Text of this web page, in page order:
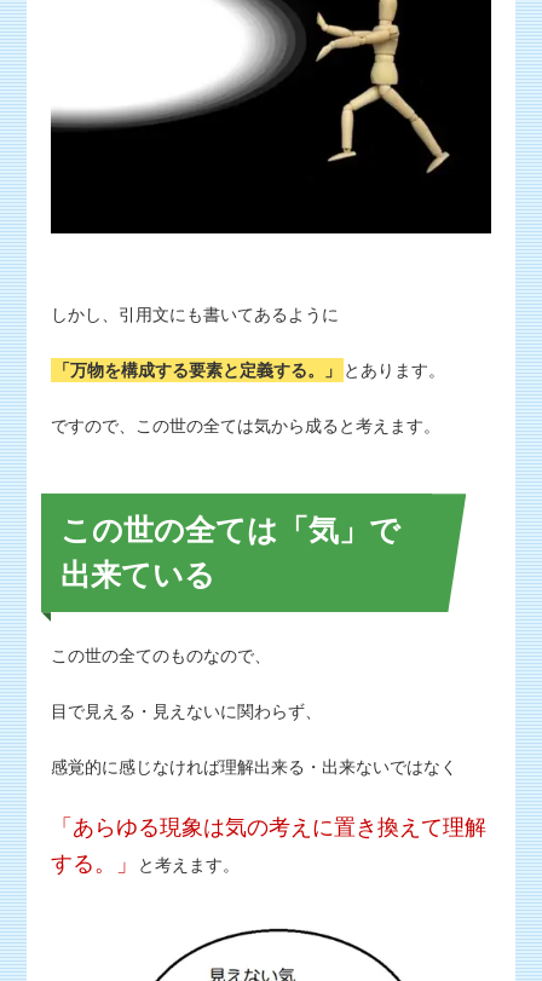
しかし、引用文にも書いてあるように
「万物を構成する要素と定義する。」 とあります。
ですので、この世の全ては気から成ると考えます。
この世の全ては「気」で
出来ている
この世の全てのものなので、
目で見える・見えないに関わらず、
感覚的に感じなければ理解出来る・出来ないではなく
「あらゆる現象は気の考えに置き換えて理解
する。」
と考えます。